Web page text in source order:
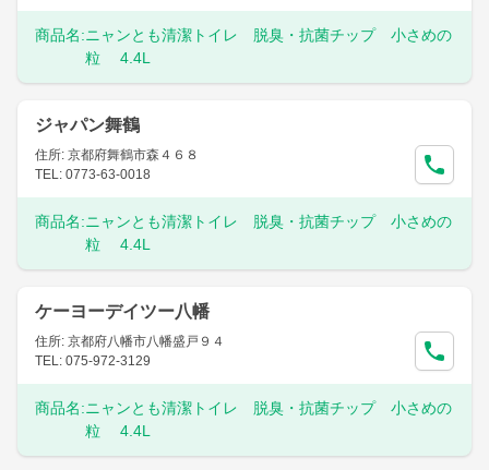
商品名:ニャンとも清潔トイレ 脱臭・抗菌チップ 小さめの
粒 4.4L
ジャパン舞鶴
住所: 京都府舞鶴市森４６８
TEL: 0773-63-0018
商品名:ニャンとも清潔トイレ 脱臭・抗菌チップ 小さめの
粒 4.4L
ケーヨーデイツー八幡
住所: 京都府八幡市八幡盛戸９４
TEL: 075-972-3129
商品名:ニャンとも清潔トイレ 脱臭・抗菌チップ 小さめの
粒 4.4L